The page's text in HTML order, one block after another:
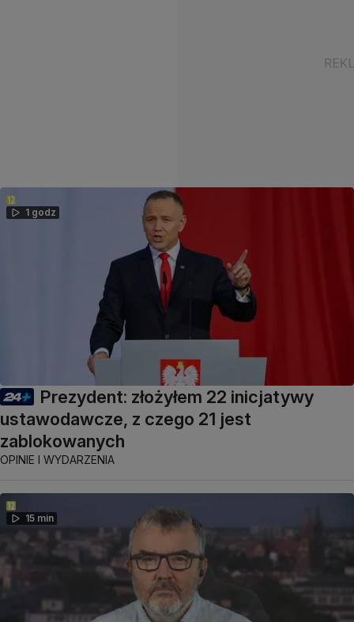
1 godz
Prezydent: złożyłem 22 inicjatywy
ustawodawcze, z czego 21 jest
zablokowanych
OPINIE I WYDARZENIA
15 min